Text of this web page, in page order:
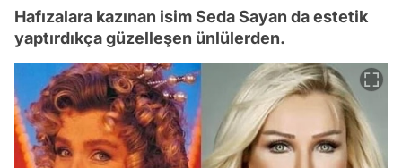
Hafızalara kazınan isim Seda Sayan da estetik
yaptırdıkça güzelleşen ünlülerden.